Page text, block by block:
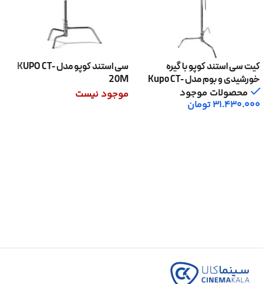
کیت سی استند کوپو با گیره
خورشیدی و بوم مدل Kupo CT-
40MKمحصولات موجود
31.430.000تومان
سی استند کوپو مدل KUPO CT-
20M
موجود نیست